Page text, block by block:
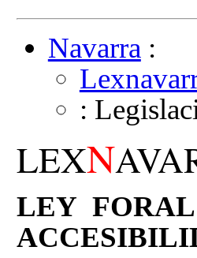
Navarra:
:
LEXN
LEY